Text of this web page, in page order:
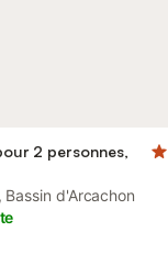
2 personnes,
d'Arcachon